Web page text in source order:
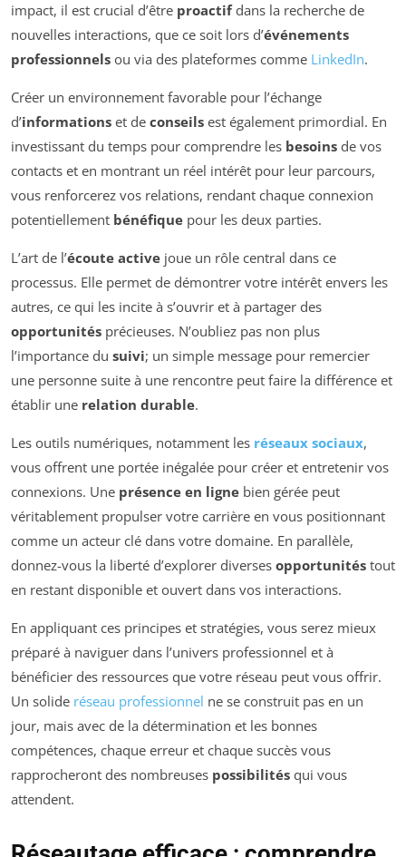
impact, il est crucial d’être proactifdans la recherche de
nouvelles interactions, que ce soit lors d’événements
professionnels ou via des plateformes comme LinkedIn.
Créer un environnement favorable pour l’échange
d’informations et de conseils est également primordial. En
investissant du temps pour comprendre les besoins de vos
contacts et en montrant un réel intérêt pour leur parcours,
vous renforcerez vos relations, rendant chaque connexion
potentiellement bénéfique pour les deux parties.
L’art de l’écoute active joue un rôle central dans ce
processus. Elle permet de démontrer votre intérêt envers les
autres, ce qui les incite à s’ouvrir et à partager des
opportunités précieuses. N’oubliez pas non plus
l’importance du suivi; un simple message pour remercier
une personne suite à une rencontre peut faire la différence et
établir une relation durable.
Les outils numériques, notamment les réseaux sociaux,
vous offrent une portée inégalée pour créer et entretenir vos
connexions. Une présence en ligne bien gérée peut
véritablement propulser votre carrière en vous positionnant
comme un acteur clé dans votre domaine. En parallèle,
donnez-vous la liberté d’explorer diverses opportunités tout
en restant disponible et ouvert dans vos interactions.
En appliquant ces principes et stratégies, vous serez mieux
préparé à naviguer dans l’univers professionnel et à
bénéficier des ressources que votre réseau peut vous offrir.
Un solide réseau professionnel ne se construit pas en un
jour, mais avec de la détermination et les bonnes
compétences, chaque erreur et chaque succès vous
rapprocheront des nombreuses possibilités qui vous
attendent.